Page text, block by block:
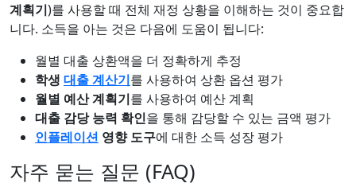
계획기)를 사용할 때 전체 재정 상황을 이해하는 것이 중요합
니다. 소득을 아는 것은 다음에 도움이 됩니다:
월별 대출 상환액을 더 정확하게 추정
학생 대출 계산기를 사용하여 상환 옵션 평가
월별 예산 계획기를 사용하여 예산 계획
대출 감당 능력 확인을 통해 감당할 수 있는 금액 평가
인플레이션 영향 도구에 대한 소득 성장 평가
자주 묻는 질문 (FAQ)